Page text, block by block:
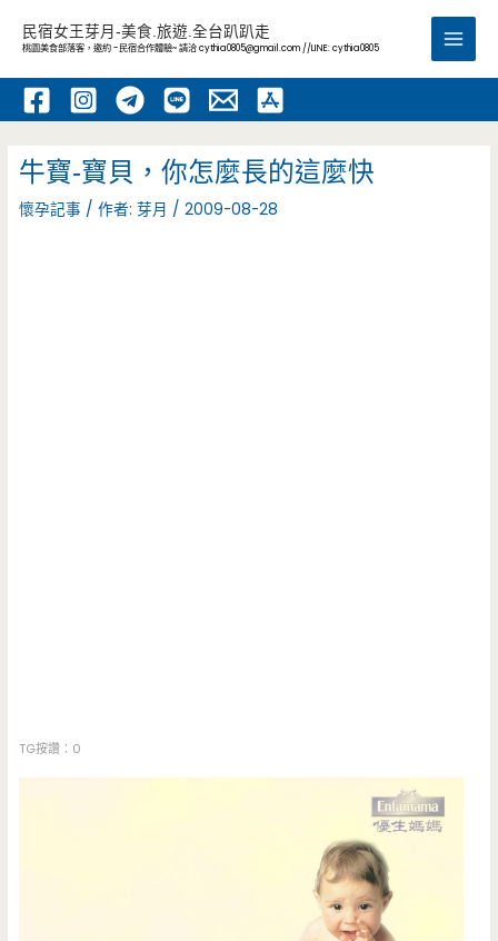
內
民宿女王芽月-美食.旅遊.全台趴趴走
桃園美食部落客，邀約 -民宿合作體驗~ 請洽cythia0805@gmail.com //LINE: cythia0805
Main
牛寶-寶貝，你怎麼長的這麼快
懷孕記事 / 作者:芽月 /2009-08-28
TG按讚：0